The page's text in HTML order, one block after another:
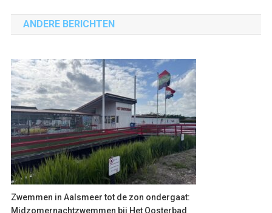
navigatie
ANDERE BERICHTEN
Zwemmen in Aalsmeer tot de zon ondergaat:
Midzomernachtzwemmen bij Het Oosterbad